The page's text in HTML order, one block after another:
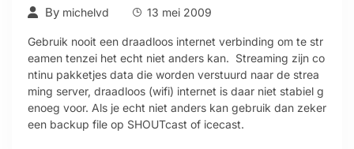
By michelvd 13 mei 2009
Gebruik nooit een draadloos internet verbinding om te str
eamen tenzei het echt niet anders kan. Streaming zijn co
ntinu pakketjes data die worden verstuurd naar de strea
ming server, draadloos (wifi) internet is daar niet stabiel g
enoeg voor. Als je echt niet anders kan gebruik dan zeker
een backup file op SHOUTcast of icecast.